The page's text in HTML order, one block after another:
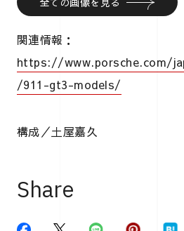
関連情報：
https://www.porsche.com/
/911-gt3-models/
構成／土屋嘉久
Share